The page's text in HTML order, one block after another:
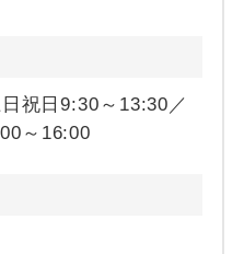
祝日9:30～13:30／
～16:00